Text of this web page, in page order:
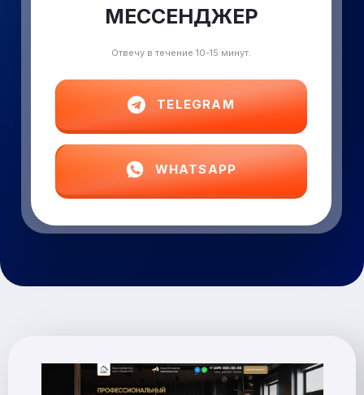
TELEGRAM
WHATSAPP
МЕССЕНДЖЕР
Отвечу в течение 10-15 минут.